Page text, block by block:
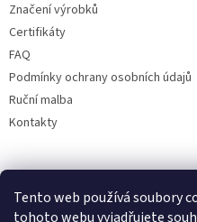
Tento web používá soubory
tohoto webu vyjadřujete
Značení výrobků
Certifikáty
FAQ
Podmínky ochrany osobních údajů
Ruční malba
Kontakty
Facebook